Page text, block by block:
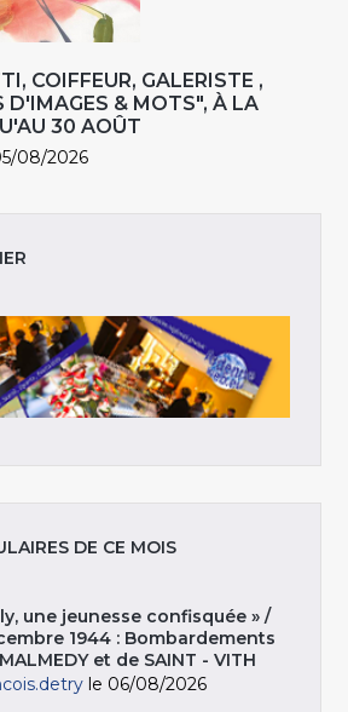
COIFFEUR, GALERISTE ,
D'IMAGES & MOTS", À LA
30 AOÛT
08/2026
DE CE MOIS
une jeunesse confisquée » /
1944 : Bombardements
et de SAINT - VITH
le 06/08/2026